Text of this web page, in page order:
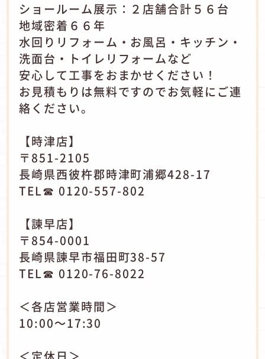
ショールーム展示：２店舗合計５６台
地域密着６６年
水回りリフォーム・お風呂・キッチン・
洗面台・トイレリフォームなど
安心して工事をおまかせください！
お見積もりは無料ですのでお気軽にご連
絡ください。
【時津店】
〒851-2105
長崎県西彼杵郡時津町浦郷428-17
TEL☎ 0120-557-802
【諫早店】
〒854-0001
長崎県諫早市福田町38-57
TEL☎ 0120-76-8022
＜各店営業時間＞
10:00～17:30